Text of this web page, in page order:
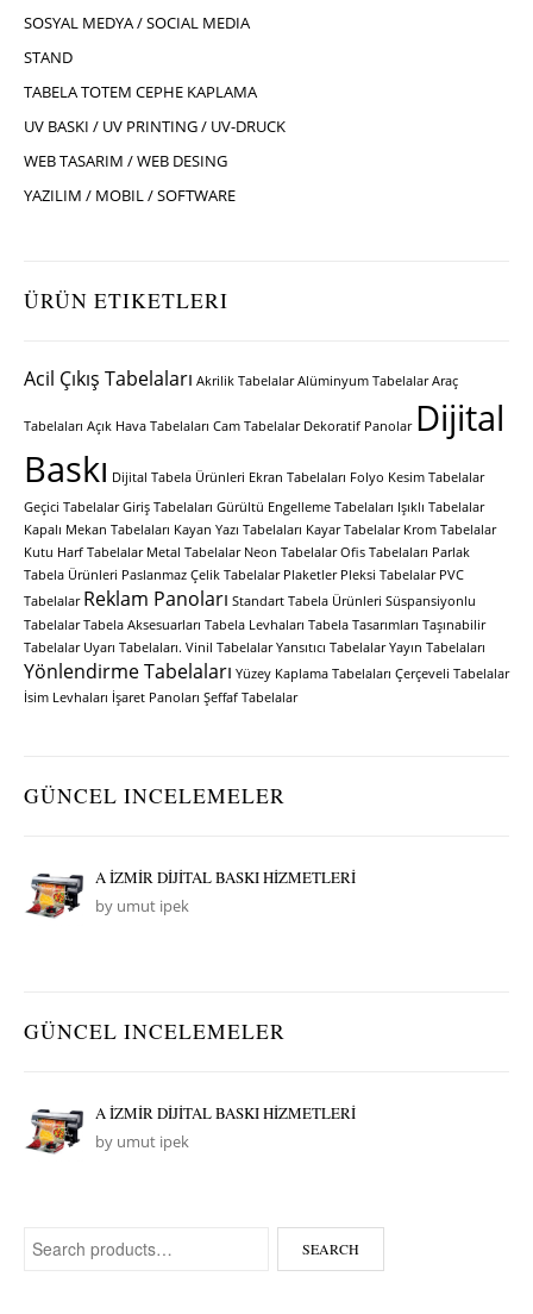
SOSYAL MEDYA / SOCIAL MEDIA
STAND
TABELA TOTEM CEPHE KAPLAMA
UV BASKI / UV PRINTING / UV-DRUCK
WEB TASARIM / WEB DESING
YAZILIM / MOBIL / SOFTWARE
ÜRÜN ETIKETLERI
Acil Çıkış Tabelaları Akrilik Tabelalar Alüminyum Tabelalar Araç
Tabelaları Açık Hava Tabelaları Cam Tabelalar Dekoratif Panolar Dijital
Baskı Dijital Tabela Ürünleri Ekran Tabelaları Folyo Kesim Tabelalar
Geçici Tabelalar Giriş Tabelaları Gürültü Engelleme Tabelaları Işıklı Tabelalar
Kapalı Mekan Tabelaları Kayan Yazı Tabelaları Kayar Tabelalar Krom Tabelalar
Kutu Harf Tabelalar Metal Tabelalar Neon Tabelalar Ofis Tabelaları Parlak
Tabela Ürünleri Paslanmaz Çelik Tabelalar Plaketler Pleksi Tabelalar PVC
Tabelalar Reklam Panoları Standart Tabela Ürünleri Süspansiyonlu
Tabelalar Tabela Aksesuarları Tabela Levhaları Tabela Tasarımları Taşınabilir
Tabelalar Uyarı Tabelaları. Vinil Tabelalar Yansıtıcı Tabelalar Yayın Tabelaları
Yönlendirme Tabelaları Yüzey Kaplama Tabelaları Çerçeveli Tabelalar
İsim Levhaları İşaret Panoları Şeffaf Tabelalar
GÜNCEL INCELEMELER
A İZMİR DİJİTAL BASKI HİZMETLERİ
by umut ipek
GÜNCEL INCELEMELER
A İZMİR DİJİTAL BASKI HİZMETLERİ
by umut ipek
Search for: SEARCH